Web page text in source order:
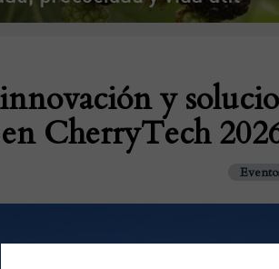
y
CherryTech